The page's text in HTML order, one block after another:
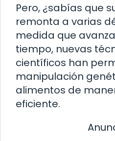
Pero, ¿sabías que
remonta a varias
medida que
tiempo, nuevas
científicos han
manipulación
alimentos de
eficiente.